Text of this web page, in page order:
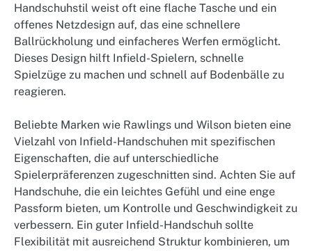
Handschuhstil weist oft eine flache Tasche und ein
offenes Netzdesign auf, das eine schnellere
Ballrückholung und einfacheres Werfen ermöglicht.
Dieses Design hilft Infield-Spielern, schnelle
Spielzüge zu machen und schnell auf Bodenbälle zu
reagieren.
Beliebte Marken wie Rawlings und Wilson bieten eine
Vielzahl von Infield-Handschuhen mit spezifischen
Eigenschaften, die auf unterschiedliche
Spielerpräferenzen zugeschnitten sind. Achten Sie auf
Handschuhe, die ein leichtes Gefühl und eine enge
Passform bieten, um Kontrolle und Geschwindigkeit zu
verbessern. Ein guter Infield-Handschuh sollte
Flexibilität mit ausreichend Struktur kombinieren, um